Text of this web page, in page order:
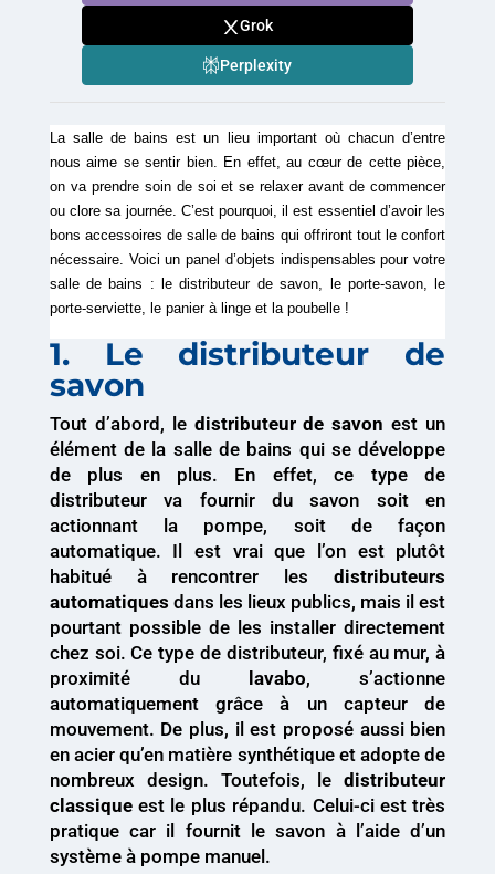
Grok
Perplexity
La salle de bains est un lieu important où chacun d’entre
nous aime se sentir bien. En effet, au cœur de cette pièce,
on va prendre soin de soi et se relaxer avant de commencer
ou clore sa journée. C’est pourquoi, il est essentiel d’avoir les
bons accessoires de salle de bains qui offriront tout le confort
nécessaire. Voici un panel d’objets indispensables pour votre
salle de bains : le distributeur de savon, le porte-savon, le
porte-serviette, le panier à linge et la poubelle !
1. Le distributeur de
savon
Tout d’abord, le distributeur de savon est un
élément de la salle de bains qui se développe
de plus en plus. En effet, ce type de
distributeur va fournir du savon soit en
actionnant la pompe, soit de façon
automatique. Il est vrai que l’on est plutôt
habitué à rencontrer lesdistributeurs
automatiques dans les lieux publics, mais il est
pourtant possible de les installer directement
chez soi. Ce type de distributeur, fixé au mur, à
proximité du
lavabo, s’actionne
automatiquement grâce à un capteur de
mouvement. De plus, il est proposé aussi bien
en acier qu’en matière synthétique et adopte de
nombreux design. Toutefois, ledistributeur
classiqueest le plus répandu. Celui-ci est très
pratique car il fournit le savon à l’aide d’un
système à pompe manuel.